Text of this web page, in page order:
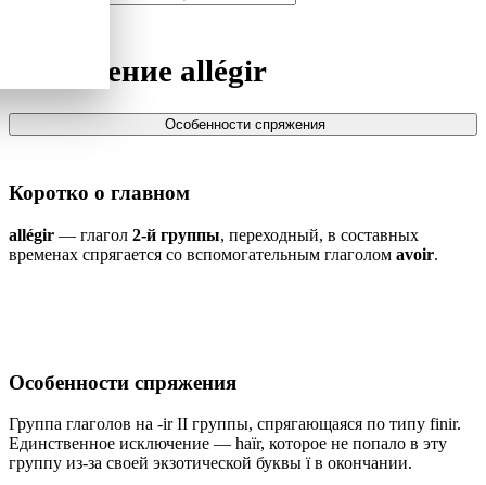
Спряжение allégir
Особенности спряжения
Коротко о главном
allégir — глагол 2-й группы, переходный, в составных
временах спрягается со вспомогательным глаголом avoir.
Особенности спряжения
Группа глаголов на -ir II группы, спрягающаяся по типу finir.
Единственное исключение — haïr, которое не попало в эту
группу из-за своей экзотической буквы ï в окончании.